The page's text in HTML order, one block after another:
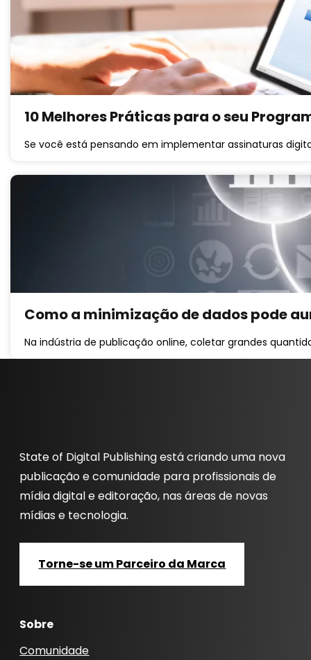
10 Melhores Práticas para o seu
Se você está pensando em implementar assinaturas
Como a minimização de dados pode
Na indústria de publicação online, coletar grandes
State of Digital Publishing está criando uma nova
publicação e comunidade para profissionais de
mídia digital e editoração, nas áreas de novas
mídias e tecnologia.
Torne-se um Parceiro da Marca
Sobre
Comunidade